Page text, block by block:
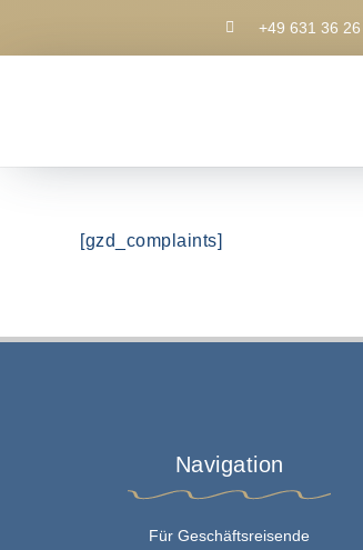
+49 631 36
[gzd_complaints]
Navigation
Für Geschäftsreisende